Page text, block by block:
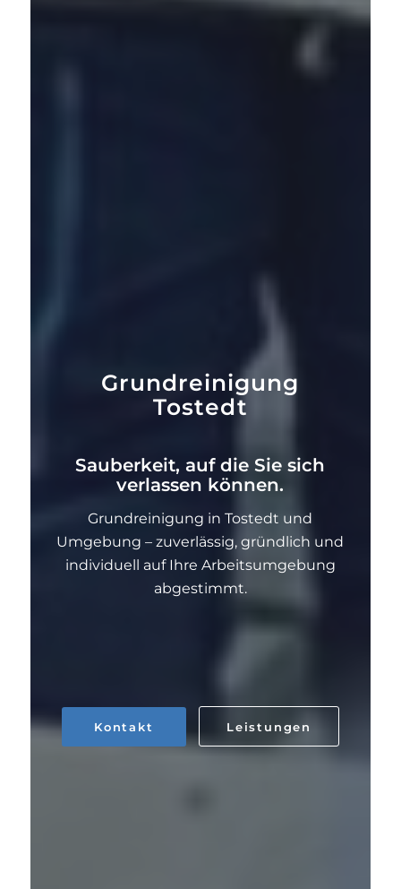
Grundreinigung
Tostedt
Sauberkeit, auf die Sie sich
verlassen können.
Grundreinigung in Tostedt und
Umgebung – zuverlässig, gründlich und
individuell auf Ihre Arbeitsumgebung
abgestimmt.
Kontakt Leistungen